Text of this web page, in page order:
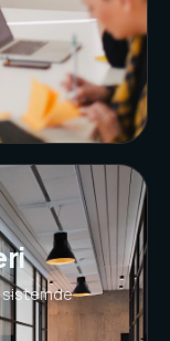
sistemde